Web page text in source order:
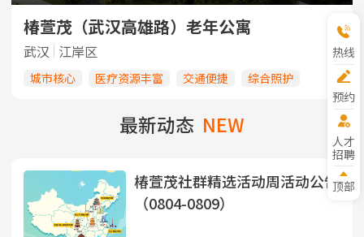
椿萱茂（武汉高雄路）老年公寓
武汉 江岸区
城市核心 医疗资源丰富 交通便捷 综合照护
最新动态 NEW
椿萱茂社群精选活动周活动公告
（0804-0809）
热线
预约
参观
人才
招聘
顶部